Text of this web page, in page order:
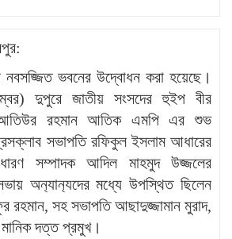
নবসজ্জিত ভবনের উদ্বোধন করা হয়েছে।
দুপুরে জাতীয় সংসদের হুইপ বীর
রহমান আতিক এমপি এর শুভ
সভাপতি রফিকুল ইসলাম আধারের
সম্পাদক আদিল মাহমুদ উজ্জলের
অন‍্যান‍্যদের মধ্যে উপস্থিত ছিলেন
রহমান, সহ সভাপতি আছাদুজ্জামান মুরাদ,
মানিক দত্ত প্রমুখ।